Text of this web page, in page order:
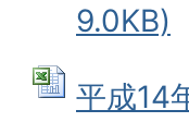
9.0KB)
平成14